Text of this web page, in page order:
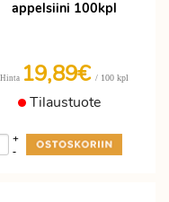
appelsiini 100kpl
Hinta 19,89€ / 100 kpl
Tilaustuote
-
+